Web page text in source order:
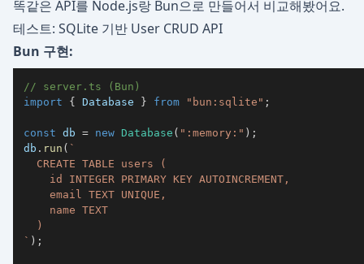
똑같은 API를 Node.js랑 Bun으로 만들어서 비교해봤어요.
테스트: SQLite 기반 User CRUD API
Bun 구현:
// server.ts (Bun)
import
{ Database } from "bun:sqlite" ;
const db = new Database ( ":memory:" ) ;
db . run ( `
` ) ;